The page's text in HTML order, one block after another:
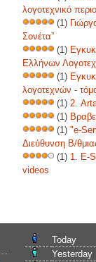
λογοτεχνικό
(1)
Σονέτα”
(1)
Ελλήνων
(1)
λογοτεχνών -
(1)2.
(1)
(1)"e-
Διεύθυνση Β/
(1) 1. E-
videos
Today
Yesterday